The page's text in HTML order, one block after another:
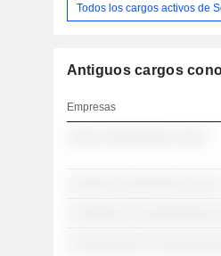
Todos los cargos activos de
Antiguos cargos
Empresas